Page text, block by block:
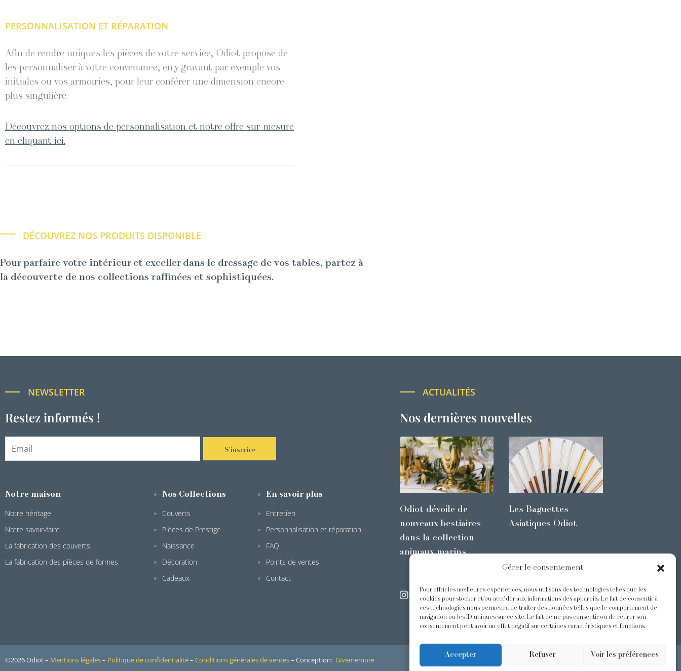
Gérer le consentement
Pour offrir les meilleures expériences, nous utilisons des technologies telles que les
cookies pour stocker et/ou accéder aux informations des appareils. Le fait de consentir à
ces technologies nous permettra de traiter des données telles que le comportement de
navigation ou les ID uniques sur ce site. Le fait de ne pas consentir ou de retirer son
consentement peut avoir un effet négatif sur certaines caractéristiques et fonctions.
Accepter Refuser Voir les préférences
PERSONNALISATION ET RÉPARATION
Afin de rendre uniques les pièces de votre service, Odiot propose de
les personnaliser à votre convenance, en y gravant par exemple vos
initiales ou vos armoiries, pour leur conférer une dimension encore
plus singulière.
Découvrez nos options de personnalisation et notre offre sur-mesure
en cliquant ici.
DÉCOUVREZ NOS PRODUITS DISPONIBLE
Pour parfaire votre intérieur et exceller dans le dressage de vos tables, partez à
la découverte de nos collections raffinées et sophistiquées.
NEWSLETTER
Restez informés !
S'inscrire
Notre maison
Notre héritage
Notre savoir-faire
La fabrication des couverts
La fabrication des pièces de formes
Nos Collections
Couverts
Pièces de Prestige
Naissance
Décoration
Cadeaux
En savoir plus
Entretien
Personnalisation et réparation
FAQ
Points de ventes
Contact
ACTUALITÉS
Nos dernières nouvelles
Odiot dévoile de
nouveaux bestiaires
dans la collection
animaux marins
Les Baguettes
Asiatiques Odiot
@odiot.paris @Odiot
©2026 Odiot – Mentions légales– Politique de confidentialité– Conditions générales de ventes– Conception: Givememore